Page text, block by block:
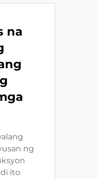
na
ng
ito